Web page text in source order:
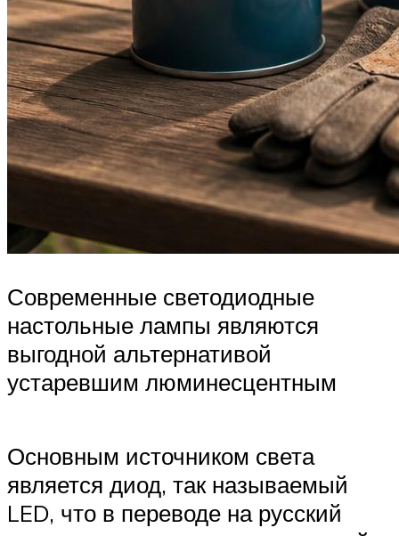
Современные светодиодные
настольные лампы являются
выгодной альтернативой
устаревшим люминесцентным
Основным источником света
является диод, так называемый
LED, что в переводе на русский